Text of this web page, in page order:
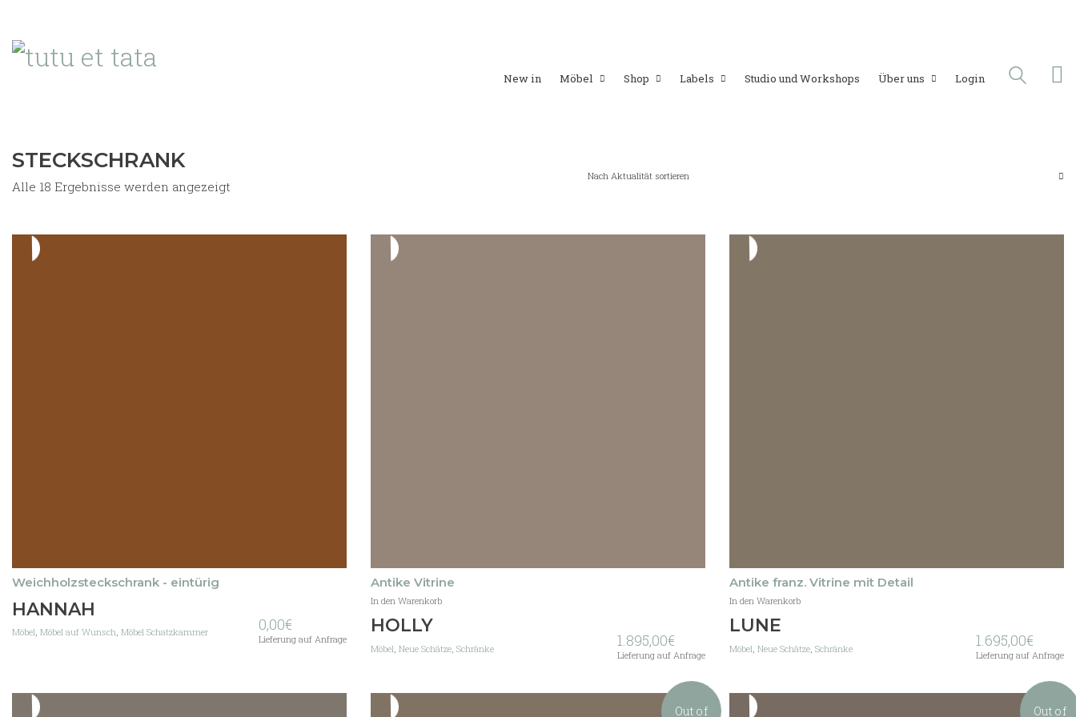
New in Möbel Shop Labels Studio und Workshops Über uns Login
STECKSCHRANK
Alle 18 Ergebnisse werden angezeigt
Nach Aktualität sortieren
Weichholzsteckschrank - eintürig
HANNAH
Möbel, Möbel auf Wunsch, Möbel Schatzkammer 0,00€
Lieferung auf Anfrage
Antike Vitrine
In den Warenkorb
HOLLY
Möbel Neue Schätze, Schränke 1.895,00€
Lieferung auf Anfrage
Antike franz. Vitrine mit Detail
In den Warenkorb
LUNE
Möbel Neue Schätze, Schränke 1.695,00€
Lieferung auf Anfrage
Out of Out of